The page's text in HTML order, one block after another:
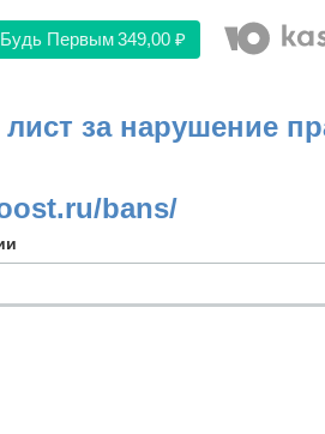
Будь Первым349,00 ₽
за нарушение
bans/